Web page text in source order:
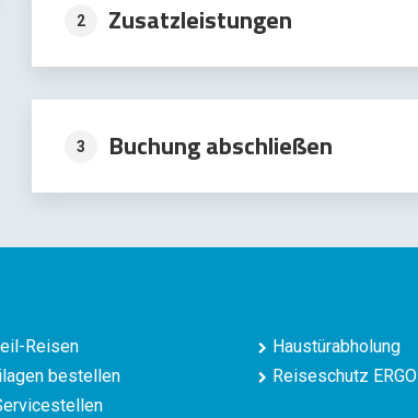
2 Zusatzleistungen
3 Buchung abschließen
Reisen
bestellen
Haustürabholung
Reiseschutz ERGO